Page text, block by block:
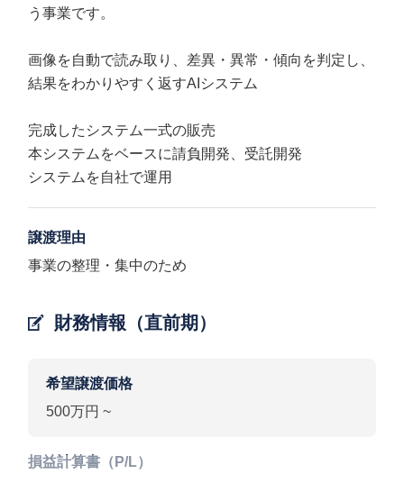
う事業です。
画像を自動で読み取り、差異・異常・傾向を判定し、
結果をわかりやすく返すAIシステム
完成したシステム一式の販売
本システムをベースに請負開発、受託開発
システムを自社で運用
譲渡理由
事業の整理・集中のため
財務情報（直前期）
希望譲渡価格
500万円 ~
損益計算書（P/L）